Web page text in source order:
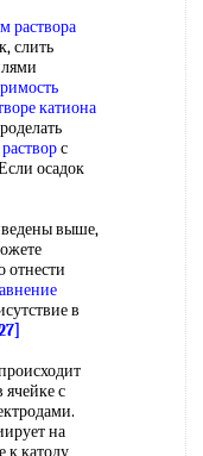
раствора
слить
катиона
с
осадок
выше,
отнести
в
ячейке с
на
к катоду